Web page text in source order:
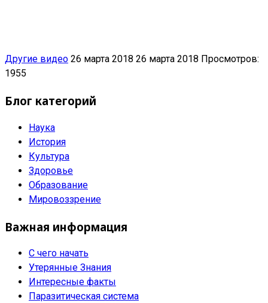
Другие видео 26 марта 2018 26 марта 2018 Просмотров:
1955
Блог категорий
Наука
История
Культура
Здоровье
Образование
Мировоззрение
Важная информация
С чего начать
Утерянные Знания
Интересные факты
Паразитическая система